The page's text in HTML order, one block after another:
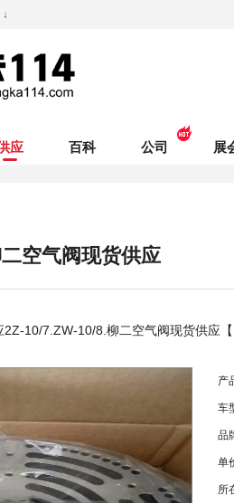
应 百科 公司 展
空气阀现货供应
2Z-10/7.ZW-10/8.柳二空气阀现货供应
产
车
品
单
所